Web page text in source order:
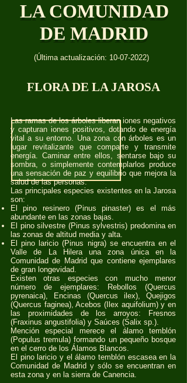
LA COMUNIDAD
DE MADRID
(Última actualización: 10-07-2022)
FLORA DE LA JAROSA
Las ramas de los árboles liberan iones negativos
y capturan iones positivos, dotando de energía
vital a su entorno. Una zona con árboles es un
lugar revitalizante que comparte y transmite
energía. Caminar entre ellos, sentarse bajo su
sombra, o simplemente contemplarlos produce
una sensación de paz y equilibrio que mejora la
salud de las personas.
Las principales especies existentes en la Jarosa
son:
El pino resinero (Pinus pinaster) es el más
abundante en las zonas bajas.
El pino silvestre (Pinus sylvestris) predomina en
las zonas de altitud media y alta.
El pino laricio (Pinus nigra) se encuentra en el
Valle de La Hilera una zona única en la
Comunidad de Madrid que contiene ejemplares
de gran longevidad.
Existen otras especies con mucho menor
número de ejemplares: Rebollos (Quercus
pyrenaica), Encinas (Quercus ilex), Quejigos
(Quercus faginea), Acebos (Ilex aquifolium) y en
las proximidades de los arroyos: Fresnos
(Fraxinus angustifolia) y Saúces (Salix sp.).
Mención especial merece el álamo temblón
(Populus tremula) formando un pequeño bosque
en el cerro de los Álamos Blancos.
El pino laricio y el álamo temblón escasea en la
Comunidad de Madrid y sólo se encuentran en
esta zona y en la sierra de Canencia.